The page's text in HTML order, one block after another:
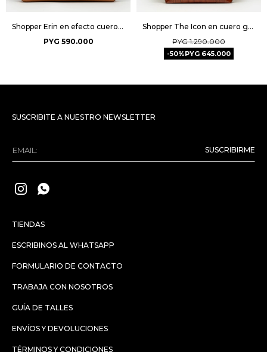
Shopper Erin en efecto cuero graneado - Tabaco
PYG 590.000
Shopper The Icon en cuero grabado big croco - Cuoio
PYG 1.290.000
50 PYG 645.000
TIENDAS
ESCRIBINOS AL WHATSAPP
FORMULARIO DE CONTACTO
TRABAJA CON NOSOTROS
GUÍA DE TALLES
ENVÍOS Y DEVOLUCIONES
TÉRMINOS Y CONDICIONES
SUSCRIBITE A NUESTRO NEWSLETTER
SUSCRIBIRME
 